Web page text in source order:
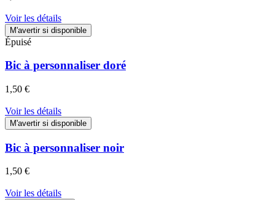
Voir les détails
M'avertir si disponible
Épuisé
Bic à personnaliser doré
1,50 €
Voir les détails
M'avertir si disponible
Bic à personnaliser noir
1,50 €
Voir les détails